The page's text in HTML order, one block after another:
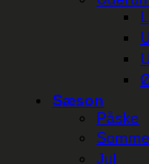
Sæson
Påske
Jul